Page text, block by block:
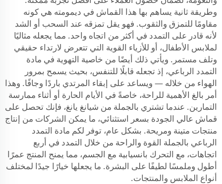
وطريقة ثانية يساهم بها هذا القماش في ديمومته هي كونه
مقاومًا للتمزق والثقوب. فهو يقل تمزقه عند السحب أو الشد
لأنه قادر على التمدد في أكثر من اتجاه واحد. مما يجعله مثاليًا
لملابس الأطفال، أو للأزياء القوية التي تتعرض لارتداء حقيقي
وتلف مستمر. ويأتي ذلك أيضًا من خاصية التهوية في مادة
التمدد الرباعي، إذ تجعله قابلًا للتنفس، بحيث يسمح بمرور
الهواء من خلاله — ويساعد على إبقاء المرتدي باردًا وجافًا. وهذا
أمر بالغ الأهمية للراحة، خاصةً في الأيام الحارة أو أثناء ممارسة
التمارين. عندما تشتري بالجملة من شيانغ يانغ، فإنك تحصل على
قماش عالي الجودة بسعر استثنائي، ما يمكن الشركات من إنتاج
منتجات متينة ومريحة. بشكل عام، توفر لكم مادة التمدد
الرباعي بالجملة القوة والراحة من خلال التمدد في أربع
اتجاهات، مع التحرك بانسيابية مع الجسم، مما يمنح المنتج عمرًا
أطول وملمسًا لطيفًا على البشرة. ما يجعلها خيارًا جيدًا لمختلف
أنواع الملابس والمنتجات.